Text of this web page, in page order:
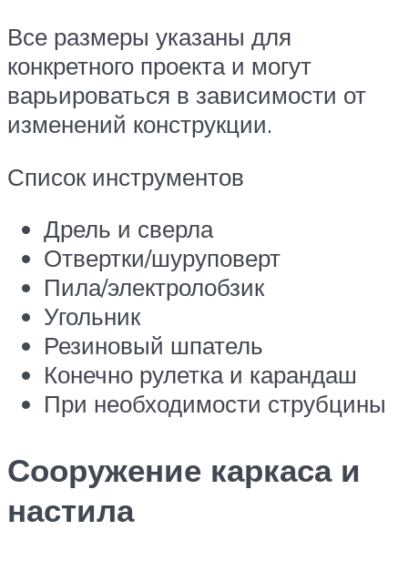
Все размеры указаны для
конкретного проекта и могут
варьироваться в зависимости от
изменений конструкции.
Список инструментов
Дрель и сверла
Отвертки/шуруповерт
Пила/электролобзик
Угольник
Резиновый шпатель
Конечно рулетка и карандаш
При необходимости струбцины
Сооружение каркаса и
настила